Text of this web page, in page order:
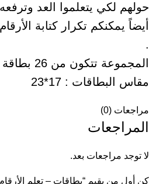
حولهم لكي يتعلموا العد
أيضاً يمكنكم تكرار كتابة
.
المجموعة تتكون من 26 بطاقة
مقاس البطاقات : 17*23
مراجعات (0)
المراجعات
لا توجد مراجعات بعد.
كن أول من يقيم “بطاقات – تعلم الأرقام